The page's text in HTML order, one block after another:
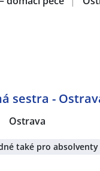
sestra -
Ostrava
také pro absolventy